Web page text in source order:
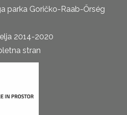
parka Goričko-Raab-Őrség
2014-2020
stran